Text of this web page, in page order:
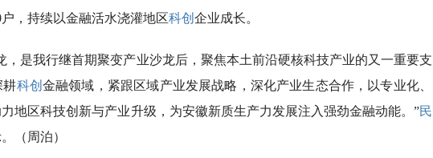
，持续以金融活水浇灌地区科创 企业成长。
，是我行继首期聚变产业沙龙后，聚焦本土前沿硬核科技产业的又一重要支
耕科创 金融领域，紧跟区域产业发展战略，深化产业生态合作，以专业化、
地区科技创新与产业升级，为安徽新质生产力发展注入强劲金融动能。”民
（周泊）